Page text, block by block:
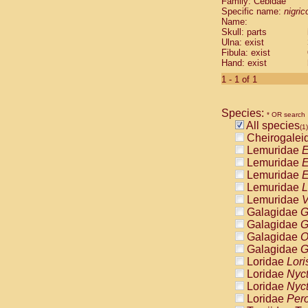
Cebidae
Cebidae
Cebidae
Cebidae
Cebidae
Cebidae
Cebidae
Cebidae
Cebidae
Cebidae
Cebidae
Cebidae
Atelidae
Atelidae
Atelidae
Atelidae
Atelidae
Atelidae
Atelidae
Atelidae
Atelidae
Atelidae
Pitheciidae
Specific name:
Name:
Skull: parts
Ulna: exist
Fibula: exist
Hand: exist
1 - 1 of 1
Species: * OR search
All species(1)
Lemuridae
Lemuridae
Lemuridae
Lemuridae
Lemuridae
Galagidae
Galagidae
Galagidae
Galagidae
Loridae
Loridae
Loridae
Loridae